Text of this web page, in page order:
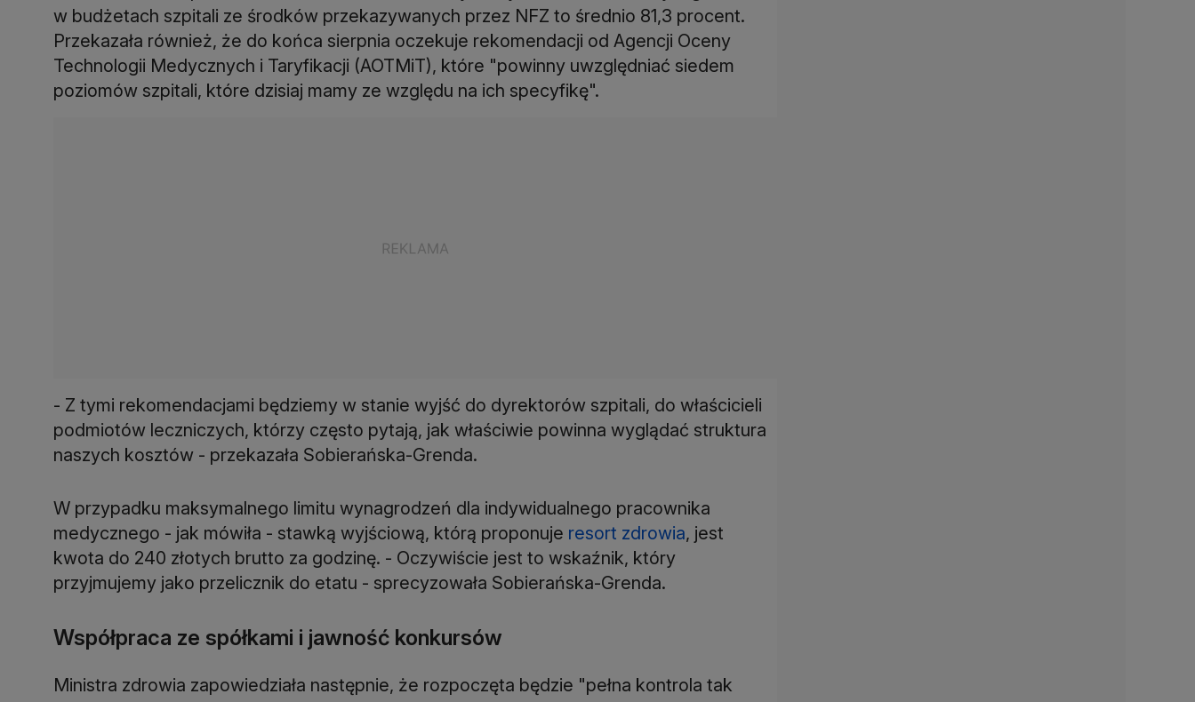
w budżetach szpitali ze środków przekazywanych przez NFZ to średnio 81,3 procent.
Przekazała również, że do końca sierpnia oczekuje rekomendacji od Agencji Oceny
Technologii Medycznych i Taryfikacji (AOTMiT), które "powinny uwzględniać siedem
poziomów szpitali, które dzisiaj mamy ze względu na ich specyfikę".
- Z tymi rekomendacjami będziemy w stanie wyjść do dyrektorów szpitali, do właścicieli
podmiotów leczniczych, którzy często pytają, jak właściwie powinna wyglądać struktura
naszych kosztów - przekazała Sobierańska-Grenda.
W przypadku maksymalnego limitu wynagrodzeń dla indywidualnego pracownika
medycznego - jak mówiła - stawką wyjściową, którą proponuje resort zdrowia, jest
kwota do 240 złotych brutto za godzinę. - Oczywiście jest to wskaźnik, który
przyjmujemy jako przelicznik do etatu - sprecyzowała Sobierańska-Grenda.
Współpraca ze spółkami i jawność konkursów
Ministra zdrowia zapowiedziała następnie, że rozpoczęta będzie "pełna kontrola tak